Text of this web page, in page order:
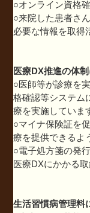
○オンライン資格
○来院した患者さ
必要な情報を取得
医療DX推進の体
○医師等が診療を
格確認等システム
療を実施していま
○マイナ保険証を
療を提供できるよ
○電子処方箋の発
医療DXにかかる
生活習慣病管理料